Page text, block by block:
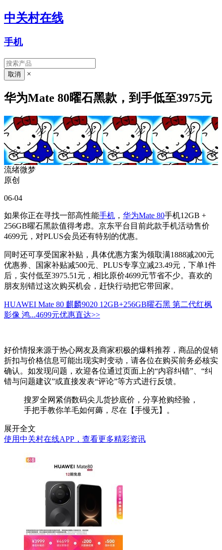
中关村在线
手机
×
华为Mate 80曜石黑款，到手低至3975元
流绪微梦
原创
06-04
如果你正在寻找一部高性能手机 ， 华为Mate 80手机12GB +
256GB曜石黑款值得考虑。京东平台目前此款手机活动售价
4699元，对PLUS会员还有特别的优惠。
同时还可享受国家补贴，具体优惠方案为领取满1888减200元
优惠券、国家补贴减500元、PLUS专享立减23.49元，下单1件
后，实付低至3975.51元，相比原价4699元节省不少。喜欢的
朋友别错过这次购买机会，赶快行动把它带回家。
HUAWEI Mate 80 麒麟9020 12GB+256GB曜石黑 第二代红枫
影像 鸿...4699元优惠直达>>
好价情报来源于热心网友及商家积极的爆料推荐，商品的促销
折扣与价格信息可能出现实时变动，请各位在购买前务必核实
确认。如发现问题，欢迎各位通过页面上的“内容纠错”、“纠
错与问题建议”或直接发表“评论”等方式进行反馈。
搜罗全网紧俏数码尖儿货抄底价，分享抢购经验，
手把手教你羊毛如何薅，尽在【手慢无】。
展开全文
使用中关村在线APP，查看更多精彩资讯